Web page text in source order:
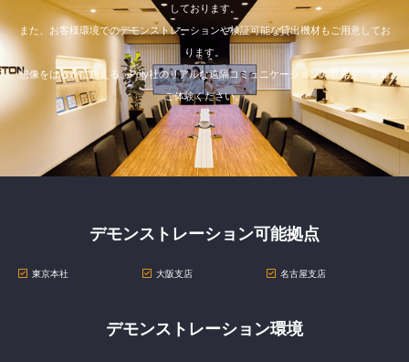
しております。
また、お客様環境でのデモンストレーションや検証可能な貸出機材もご用意してお
ります。
想像をはるかに超える、Poly社のリアルな遠隔コミュニケーションの世界を、是非
ご体験ください。
デモンストレーション可能拠点
東京本社 大阪支店 名古屋支店
デモンストレーション環境